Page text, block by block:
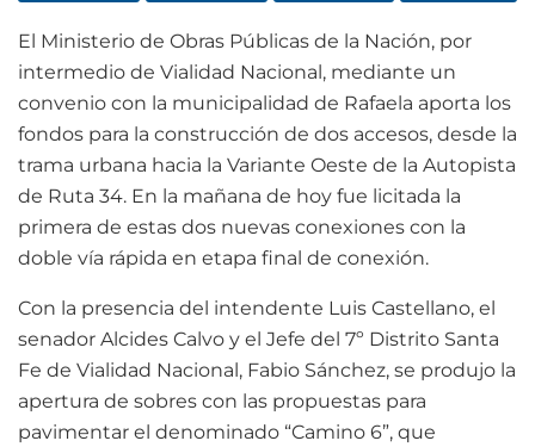
El Ministerio de Obras Públicas de la Nación, por
intermedio de Vialidad Nacional, mediante un
convenio con la municipalidad de Rafaela aporta los
fondos para la construcción de dos accesos, desde la
trama urbana hacia la Variante Oeste de la Autopista
de Ruta 34. En la mañana de hoy fue licitada la
primera de estas dos nuevas conexiones con la
doble vía rápida en etapa final de conexión.
Con la presencia del intendente Luis Castellano, el
senador Alcides Calvo y el Jefe del 7º Distrito Santa
Fe de Vialidad Nacional, Fabio Sánchez, se produjo la
apertura de sobres con las propuestas para
pavimentar el denominado “Camino 6”, que